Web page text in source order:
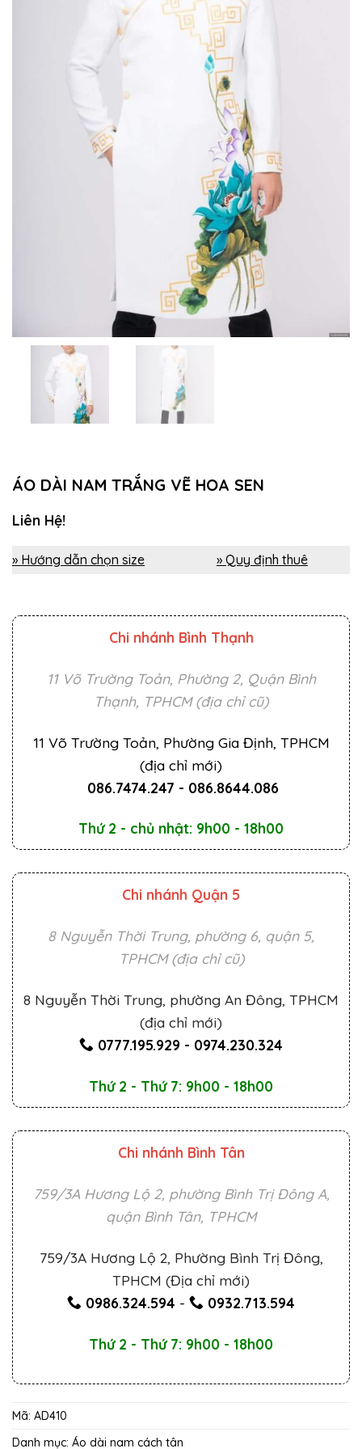
ÁO DÀI NAM TRẮNG VẼ HOA SEN
Liên Hệ!
» Hướng dẫn chọn size » Quy định thuê
Chi nhánh Bình Thạnh
11 Võ Trường Toản, Phường 2, Quận Bình
Thạnh, TPHCM (địa chỉ cũ)
11 Võ Trường Toản, Phường Gia Định, TPHCM
(địa chỉ mới)
086.7474.247 - 086.8644.086
Thứ 2 - chủ nhật: 9h00 - 18h00
Chi nhánh Quận 5
8 Nguyễn Thời Trung, phường 6, quận 5,
TPHCM (địa chỉ cũ)
8 Nguyễn Thời Trung, phường An Đông, TPHCM
(địa chỉ mới)
0777.195.929 - 0974.230.324
Thứ 2 - Thứ 7: 9h00 - 18h00
Chi nhánh Bình Tân
759/3A Hương Lộ 2, phường Bình Trị Đông A,
quận Bình Tân, TPHCM
759/3A Hương Lộ 2, Phường Bình Trị Đông,
TPHCM (Địa chỉ mới)
0986.324.594 - 0932.713.594
Thứ 2 - Thứ 7: 9h00 - 18h00
Mã: AD410
Danh mục: Áo dài nam cách tân